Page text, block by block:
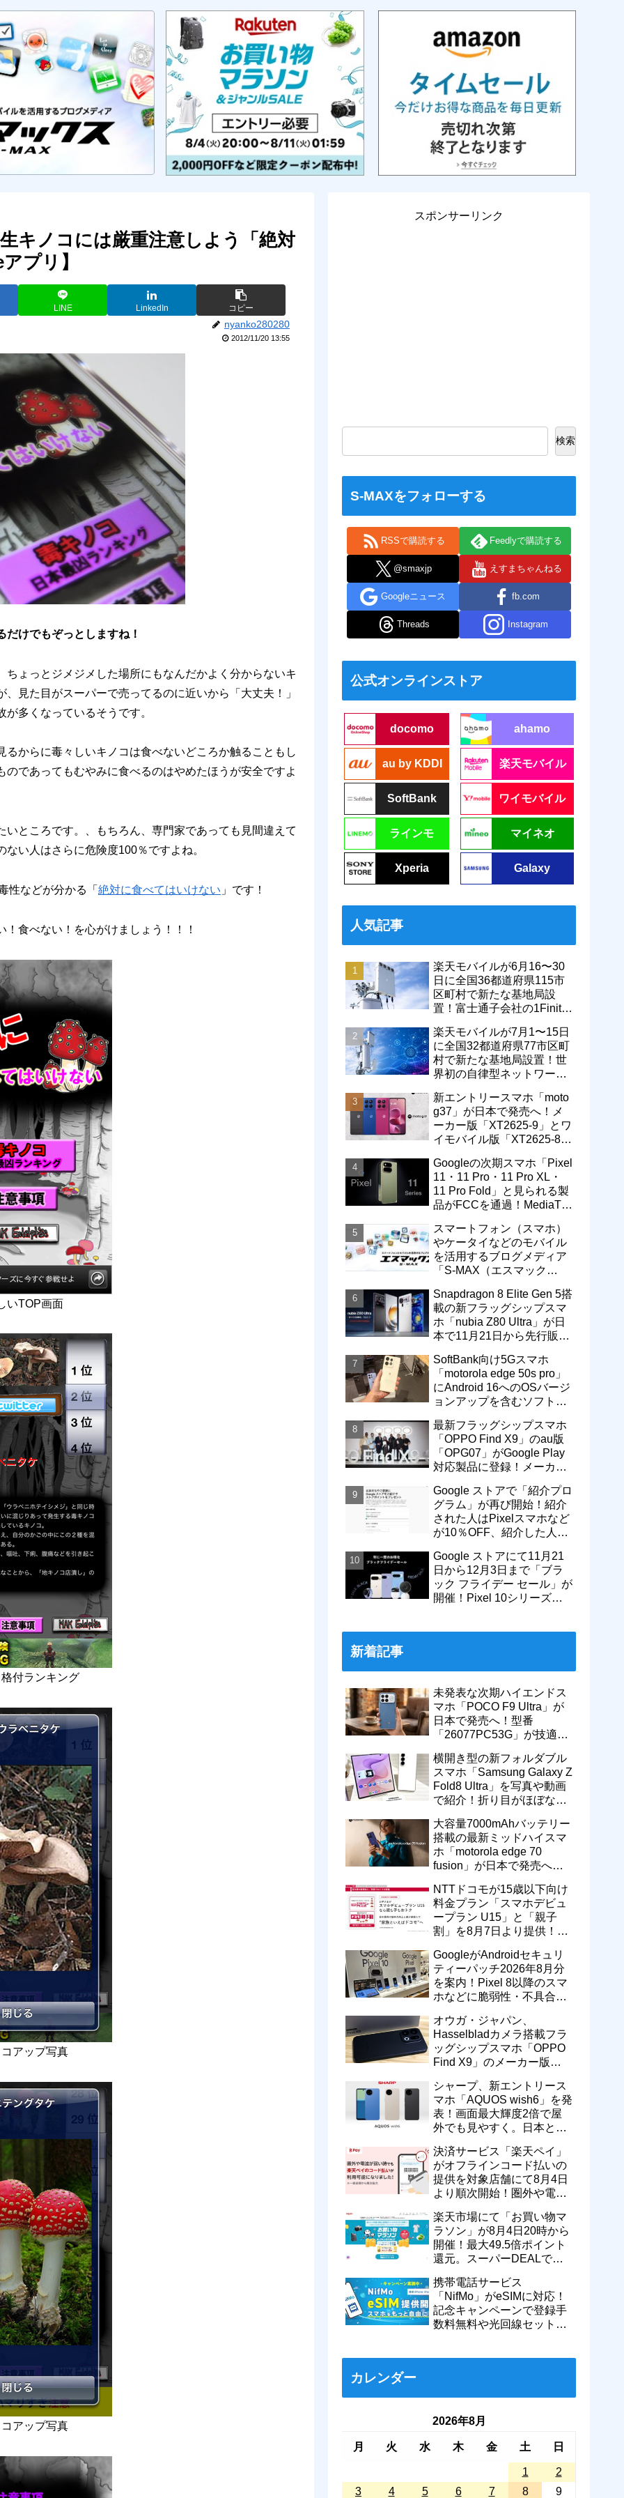
キノコには厳重注意しよう「絶対
プリ】
LINE LinkedIn コピー
nyanko280280
2012/11/20 13:55
だけでもぞっとしますね！
ょっとジメジメした場所にもなんだかよく分からないキ
見た目がスーパーで売ってるのに近いから「大丈夫！」
多くなっているそうです。
からに毒々しいキノコは食べないどころか触ることもし
であってもむやみに食べるのはやめたほうが安全ですよ
ところです。、もちろん、専門家であっても見間違えて
い人はさらに危険度100％ですよね。
性などが分かる「 絶対に食べてはいけない 」です！
食べない！を心がけましょう！！！
いTOP画面
付ランキング
アップ写真
アップ写真
スポンサーリンク
検索
S-MAXをフォローする
RSSで購読する Feedlyで購読する
@smaxjp えすまちゃんねる
Googleニュース fb.com
Threads Instagram
公式オンラインストア
docomo ahamo
au by KDDI 楽天モバイル
SoftBank ワイモバイル
ラインモ マイネオ
Xperia Galaxy
人気記事
楽天モバイルが6月16〜30
日に全国36都道府県115市
区町村で新たな基地局設
置！富士通子会社の1Finity
エリアが拡大
楽天モバイルが7月1〜15日
に全国32都道府県77市区町
村で新たな基地局設置！世
界初の自律型ネットワーク
通信品質も改善
新エントリースマホ「moto
g37」が日本で発売へ！メ
ーカー版「XT2625-9」とワ
イモバイル版「XT2625-8」
Googleの次期スマホ「Pixel
11・11 Pro・11 Pro XL・
11 Pro Fold」と見られる製
品がFCCを通過！MediaTek
スマートフォン（スマホ）
やケータイなどのモバイル
を活用するブログメディア
「S-MAX（エスマック
Snapdragon 8 Elite Gen 5搭
載の新フラッグシップスマ
ホ「nubia Z80 Ultra」が日
本で11月21日から先行販
SoftBank向け5Gスマホ
「motorola edge 50s pro」
にAndroid 16へのOSバージ
ョンアップを含むソフトウ
最新フラッグシップスマホ
「OPPO Find X9」のau版
「OPG07」がGoogle Play
対応製品に登録！メーカー
売へ
Google ストアで「紹介プロ
グラム」が再び開始！紹介
された人はPixelスマホなど
が10％OFF、紹介した人は
ト付与
Google ストアにて11月21
日から12月3日まで「ブラ
ック フライデー セール」が
開催！Pixel 10シリーズや
新着記事
未発表な次期ハイエンドス
マホ「POCO F9 Ultra」が
日本で発売へ！型番
「26077PC53G」が技適通
テリー搭載に
横開き型の新フォルダブル
スマホ「Samsung Galaxy Z
Fold8 Ultra」を写真や動画
で紹介！折り目がほぼない
ト】
大容量7000mAhバッテリー
搭載の最新ミッドハイスマ
ホ「motorola edge 70
fusion」が日本で発売へ！
過
NTTドコモが15歳以下向け
料金プラン「スマホデビュ
ープラン U15」と「親子
割」を8月7日より提供！親
550円割引に
GoogleがAndroidセキュリ
ティーパッチ2026年8月分
を案内！Pixel 8以降のスマ
ホなどに脆弱性・不具合の
新が提供開始
オウガ・ジャパン、
Hasselbladカメラ搭載フラ
ッグシップスマホ「OPPO
Find X9」のメーカー版
げ！15万9800円に
シャープ、新エントリース
マホ「AQUOS wish6」を発
表！画面最大輝度2倍で屋
外でも見やすく。日本と台
売
決済サービス「楽天ペイ」
がオフラインコード払いの
提供を対象店舗にて8月4日
より順次開始！圏外や電波
に
楽天市場にて「お買い物マ
ラソン」が8月4日20時から
開催！最大49.5倍ポイント
還元。スーパーDEALで
など
携帯電話サービス
「NifMo」がeSIMに対応！
記念キャンペーンで登録手
数料無料や光回線セットで
カレンダー
2026年8月
月 火 水 木 金 土 日
1
2
3
4 5 6 7 8 9